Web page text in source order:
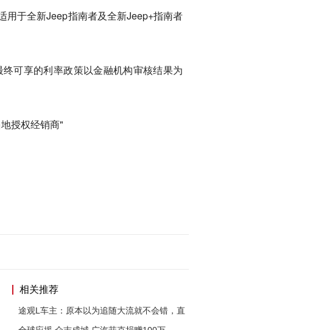
用于全新Jeep指南者及全新Jeep+指南者
可享的利率政策以金融机构审核结果为
授权经销商"
相关推荐
途观L车主：原本以为追随大流就不会错，直